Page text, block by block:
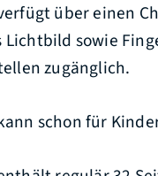
über einen
Lichtbild sowie
zugänglich.
schon für